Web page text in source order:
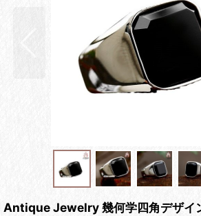
Antique Jewelry 幾何学四角デザイ